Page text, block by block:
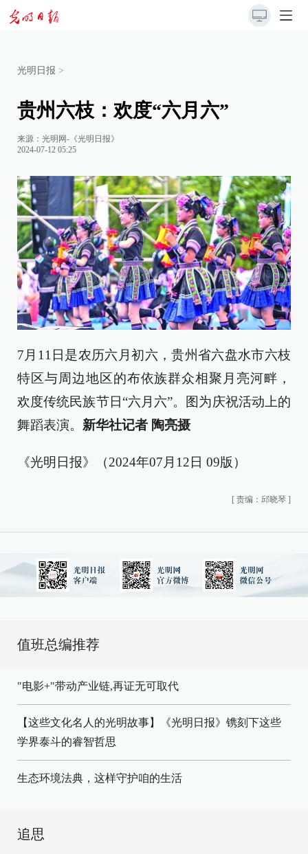
光明日报 >
贵州六枝：欢度“六月六”
来源： 光明网-《光明日报》
2024-07-12 05:25
7月11日是农历六月初六，贵州省六盘水市六枝
特区与周边地区的布依族群众相聚月亮河畔，
欢度传统民族节日“六月六”。图为庆祝活动上的
舞蹈表演。 新华社记者 陶亮摄
《光明日报》（2024年07月12日 09版）
[ 责编：邱晓琴 ]
值班总编推荐
"电影+"带动产业链,再证无可取代
【这些文化名人的光明故事】《光明日报》镌刻下这些
学界泰斗的睿智哲思
生态环境法典，这样守护咱的生活
追思